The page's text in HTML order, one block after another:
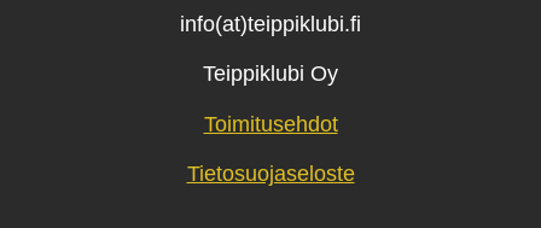
info(at)teippiklubi.fi
Teippiklubi Oy
Toimitusehdot
Tietosuojaseloste